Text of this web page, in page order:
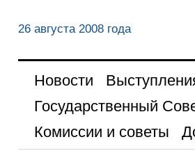
26 августа 2008 года
Новости
Государственный
Комиссии и советы